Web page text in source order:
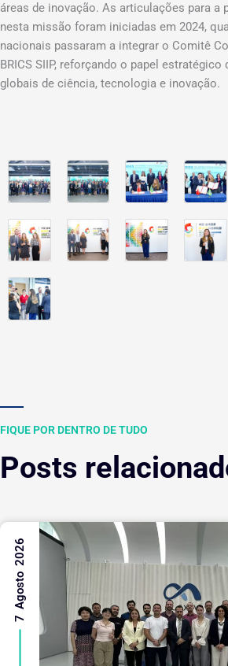
áreas de inovação. As articulações para a
nesta missão foram iniciadas em 2024,
nacionais passaram a integrar o Comitê
BRICS SIIP, reforçando o papel estratégico
globais de ciência, tecnologia e inovação.
FIQUE POR DENTRO DE TUDO
Posts
7 Agosto 2026